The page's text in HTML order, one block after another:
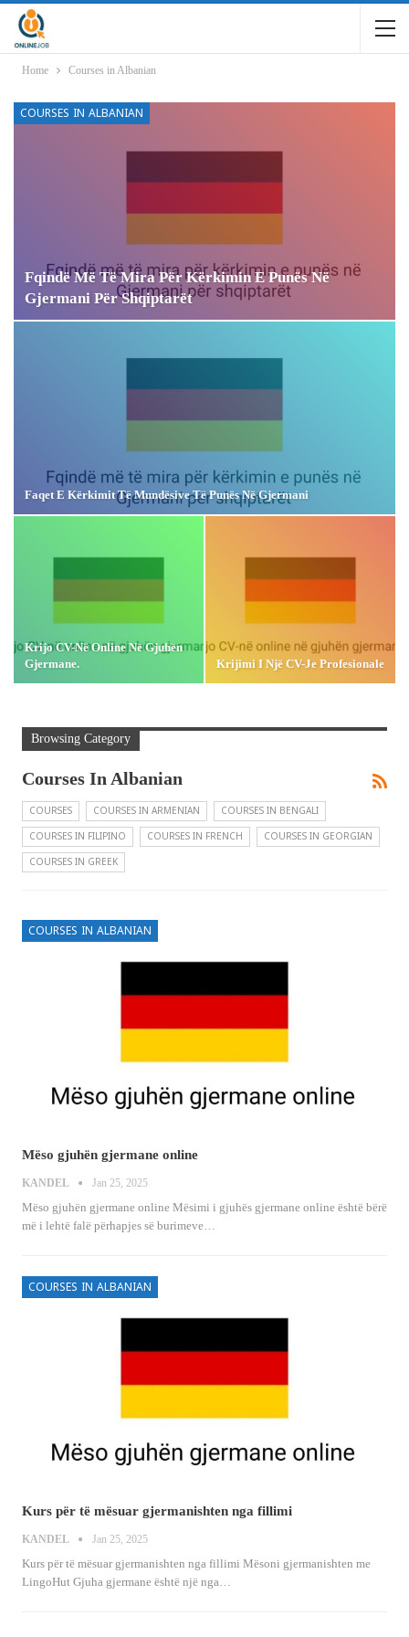
Home Courses in Albanian
COURSES IN ALBANIAN
Fqindë Më Të Mira Për Kërkimin E Punës Në
Gjermani Për Shqiptarët
Faqet E Kërkimit Të Mundësive Të Punës Në Gjermani
Krijo CV-Në Online Në Gjuhën
Gjermane.
Krijimi I Një CV-Je Profesionale
Browsing Category
Courses In Albanian
COURSES COURSES IN ARMENIAN
COURSES IN BENGALI
COURSES IN FILIPINO
COURSES IN FRENCH
COURSES IN GEORGIAN
COURSES IN GREEK
COURSES IN ALBANIAN
Mëso gjuhën gjermane online
KANDEL Jan 25, 2025
Mëso gjuhën gjermane online Mësimi i gjuhës gjermane online është bërë
më i lehtë falë përhapjes së burimeve…
COURSES IN ALBANIAN
Kurs për të mësuar gjermanishten nga fillimi
KANDEL Jan 25, 2025
Kurs për të mësuar gjermanishten nga fillimi Mësoni gjermanishten me
LingoHut Gjuha gjermane është një nga…